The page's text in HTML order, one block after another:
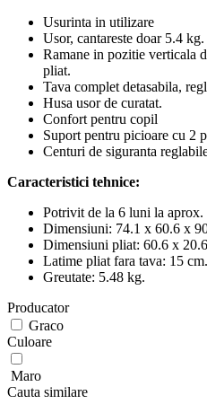
Usurinta in utilizare
Usor, cantareste doar 5.4 kg.
Ramane in pozitie verticala
pliat.
Tava complet detasabila,
Husa usor de curatat.
Confort pentru copil
Suport pentru picioare cu 2
Centuri de siguranta
Caracteristici tehnice:
Potrivit de la 6 luni la
Dimensiuni: 74.1 x 60.6 x
Dimensiuni pliat: 60.6 x
Latime pliat fara tava: 15 cm.
Greutate: 5.48 kg.
Producator
Graco
Culoare
Maro
Cauta similare